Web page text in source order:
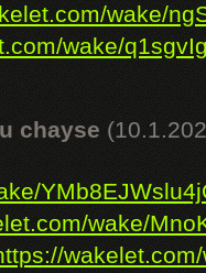
wake/
wake/
chayse
wake/